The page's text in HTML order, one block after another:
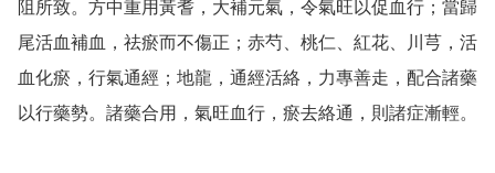
阻所致。方中重用黃耆，大補元氣，令氣旺以促血行；當歸
尾活血補血，祛瘀而不傷正；赤芍、桃仁、紅花、川芎，活
血化瘀，行氣通經；地龍，通經活絡，力專善走，配合諸藥
以行藥勢。諸藥合用，氣旺血行，瘀去絡通，則諸症漸輕。